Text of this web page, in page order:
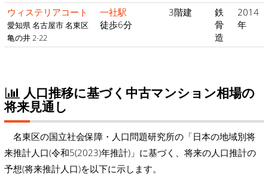
ウィステリアコート
愛知県 名古屋市 名東区
亀の井 2-22
一社駅
徒歩6分
3階建
鉄
骨
造
2014
年
人口推移に基づく中古マンション相場の
将来見通し
名東区の国立社会保障・人口問題研究所の「日本の地域別将
来推計人口(令和5(2023)年推計)」に基づく、将来の人口推計の
予想(将来推計人口)を以下に示します。